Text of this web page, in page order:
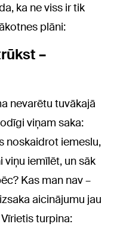
ka ne viss ir tik
plāni:
–
nevarētu tuvākajā
viņam saka:
noskaidrot iemeslu,
viņu iemīlēt, un sāk
Kas man nav –
aicinājumu jau
turpina: